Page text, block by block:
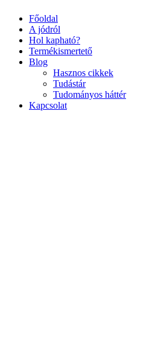
Főoldal
A jódról
Hol kapható?
Termékismertető
Blog
Hasznos cikkek
Tudástár
Tudományos háttér
Kapcsolat